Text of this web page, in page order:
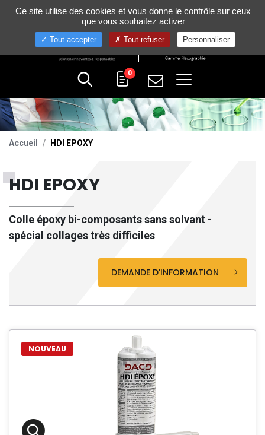
+33 (0)4 75 58 80 10
0
Accueil HDI EPOXY
HDI EPOXY
Colle époxy bi-composants sans solvant -
spécial collages très difficiles
DEMANDE D'INFORMATION
NOUVEAU
Gestion de vos préférences sur les cookies
Ce site utilise des cookies et vous donne le contrôle sur ceux
que vous souhaitez activer
Tout accepter Tout refuser Personnaliser